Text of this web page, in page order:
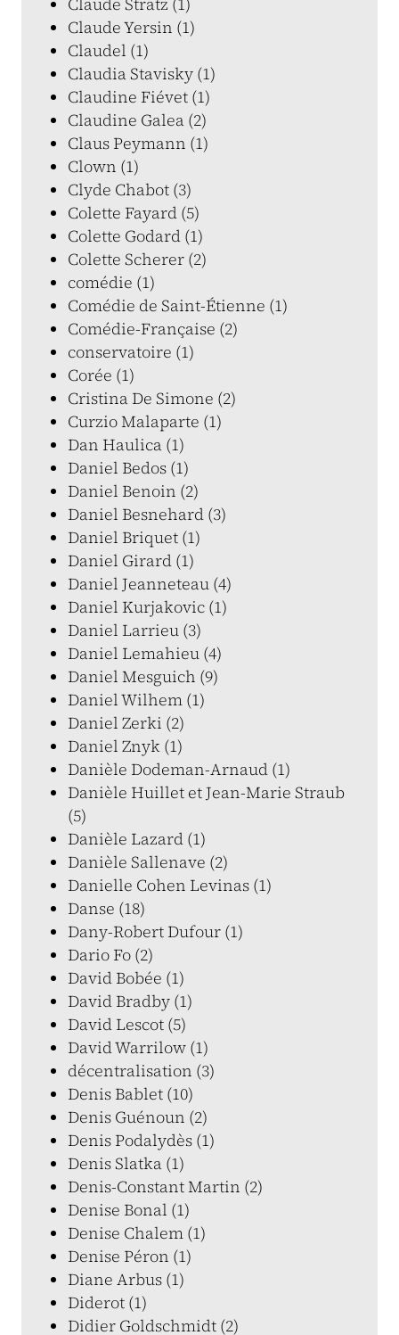
Claude Yersin (1)
Claudel (1)
Claudia Stavisky (1)
Claudine Fiévet (1)
Claudine Galea (2)
Claus Peymann (1)
Clown (1)
Clyde Chabot (3)
Colette Fayard (5)
Colette Godard (1)
Colette Scherer (2)
comédie (1)
Comédie de Saint-Étienne (1)
Comédie-Française (2)
conservatoire (1)
Corée (1)
Cristina De Simone (2)
Curzio Malaparte (1)
Dan Haulica (1)
Daniel Bedos (1)
Daniel Benoin (2)
Daniel Besnehard (3)
Daniel Briquet (1)
Daniel Girard (1)
Daniel Jeanneteau (4)
Daniel Kurjakovic (1)
Daniel Larrieu (3)
Daniel Lemahieu (4)
Daniel Mesguich (9)
Daniel Wilhem (1)
Daniel Zerki (2)
Daniel Znyk (1)
Danièle Dodeman-Arnaud (1)
Danièle Huillet et Jean-Marie Straub
(5)
Danièle Lazard (1)
Danièle Sallenave (2)
Danielle Cohen Levinas (1)
Danse (18)
Dany-Robert Dufour (1)
Dario Fo (2)
David Bobée (1)
David Bradby (1)
David Lescot (5)
David Warrilow (1)
décentralisation (3)
Denis Bablet (10)
Denis Guénoun (2)
Denis Podalydès (1)
Denis Slatka (1)
Denis-Constant Martin (2)
Denise Bonal (1)
Denise Chalem (1)
Denise Péron (1)
Diane Arbus (1)
Diderot (1)
Didier Goldschmidt (2)